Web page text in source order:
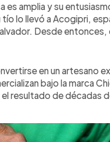
es amplia y su
lo llevó a Acogipri,
Desde entonces,
en un artesano
bajo la marca
resultado de décadas